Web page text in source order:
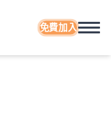
免費加入